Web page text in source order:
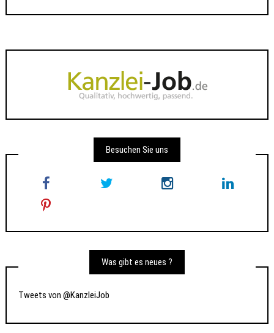
Besuchen Sie uns
Was gibt es neues ?
Tweets von @KanzleiJob